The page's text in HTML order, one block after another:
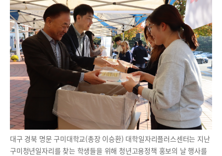
대구 경북 명문 구미대학교(총장 이승환) 대학일자리플러스센터는 지난
구미청년일자리를 찾는 학생들을 위해 청년고용정책 홍보의 날 행사를